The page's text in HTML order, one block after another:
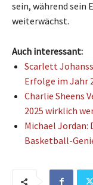
sein, während sein
weiterwächst.
Auch interessant:
Scarlett
Erfolge im Jahr
Charlie Sheens
2025 wirklich
Michael Jordan:
Basketball-